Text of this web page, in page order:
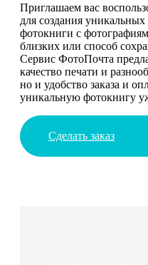
Приглашаем вас
для создания
фотокниги с
близких или способ
Сервис ФотоПочта
качество печати и
но и удобство заказа и
уникальную фотокнигу
Сделать заказ